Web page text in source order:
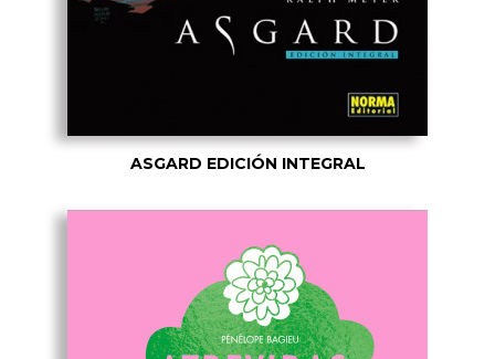
ASGARD EDICIÓN INTEGRAL